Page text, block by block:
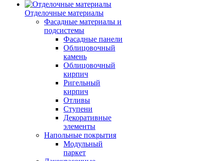
Отделочные материалы
Фасадные материалы и
подсистемы
Фасадные панели
Облицовочный
камень
Облицовочный
кирпич
Ригельный
кирпич
Отливы
Ступени
Декоративные
элементы
Напольные покрытия
Модульный
паркет